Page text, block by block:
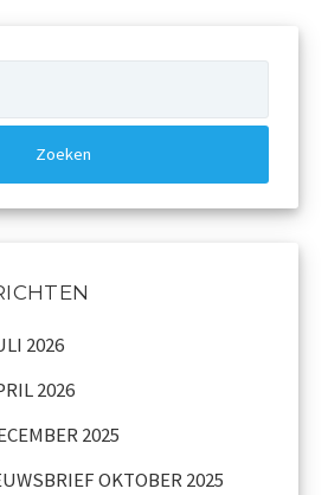
2026
2026
2025
OKTOBER 2025